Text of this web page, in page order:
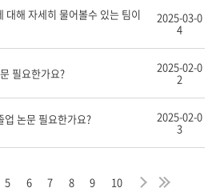
대해 자세히 물어볼수 있는 팀이
2025-03-0
4
필요한가요? 2025-02-0
2
업 논문 필요한가요? 2025-02-0
3
5 6 7 8 9 10 다 마